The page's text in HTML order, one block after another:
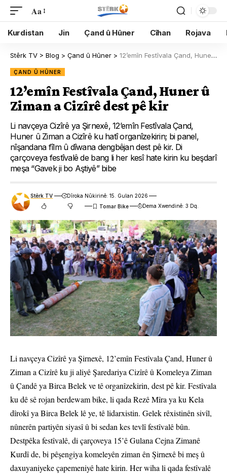
Aa
Kurdistan Jin Çand û Hûner Cîhan Rojava
Stêrk TV > Blog > Çand û Hûner > 12’emîn Festîvala Çand, Huner û Ziman a Cizîrê dest pê kir
ÇAND Û HÛNER
12’emîn Festîvala Çand, Huner û
Ziman a Cizîrê dest pê kir
Li navçeya Cizîrê ya Şirnexê, 12’emîn Festîvala Çand,
Huner û Ziman a Cizîrê ku hatî organîzekirin; bi panel,
nîşandana fîlm û dîwana dengbêjan dest pê kir. Di
çarçoveya festîvalê de bang li her kesî hate kirin ku beşdarî
meşa “Gavek ji bo Aştiyê” bibe
Stêrk TV
Dîroka Nûkirinê: 15. Gulan 2026
Dema Xwendinê: 3 Dq.
Li navçeya Cizîrê ya Şirnexê, 12’emîn Festîvala Çand, Huner û
Ziman a Cizîrê ku ji aliyê Şaredariya Cizîrê û Komeleya Ziman
û Çandê ya Birca Belek ve tê organîzekirin, dest pê kir. Festîvala
ku dê sê rojan berdewam bike, li qada Rezê Mîra ya ku Kela
dîrokî ya Birca Belek lê ye, tê lidarxistin. Gelek rêxistinên sivîl,
nûnerên partiyên siyasî û bi sedan kes tevlî festîvalê bûn.
Destpêka festîvalê, di çarçoveya 15’ê Gulana Cejna Zimanê
Kurdî de, bi pêşengiya komeleyên ziman ên Şirnexê bi meş û
daxuyaniyeke çapemeniyê hate kirin. Her wiha li qada festîvalê